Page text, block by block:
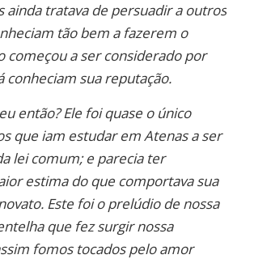
ainda tratava de persuadir a outros
tão bem a fazerem o
começou a ser considerado por
conheciam sua reputação.
então? Ele foi quase o único
que iam estudar em Atenas a ser
lei comum; e parecia ter
estima do que comportava sua
Este foi o prelúdio de nossa
que fez surgir nossa
fomos tocados pelo amor